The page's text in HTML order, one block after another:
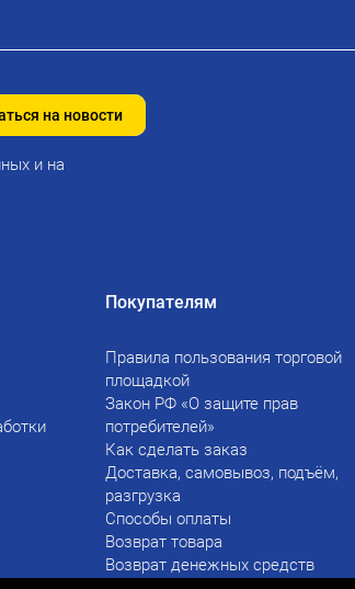
на новости
и на
Покупателям
Правила пользования торговой
площадкой
Закон РФ «О защите прав
потребителей»
Как сделать заказ
Доставка, самовывоз, подъём,
разгрузка
Способы оплаты
Возврат товара
Возврат денежных средств